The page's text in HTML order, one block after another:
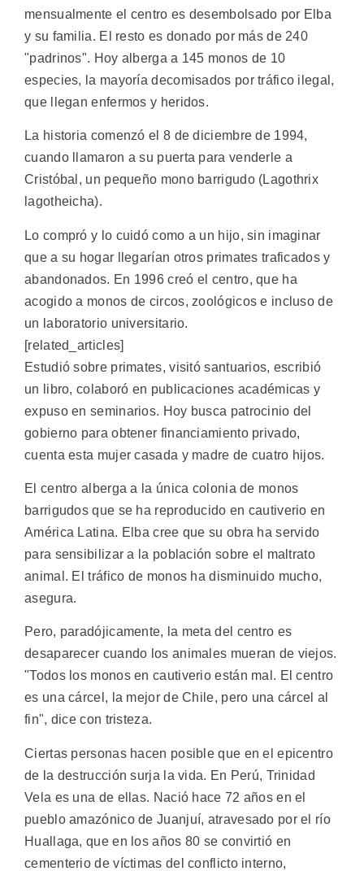
mensualmente el centro es desembolsado por Elba
y su familia. El resto es donado por más de 240
"padrinos". Hoy alberga a 145 monos de 10
especies, la mayoría decomisados por tráfico ilegal,
que llegan enfermos y heridos.
La historia comenzó el 8 de diciembre de 1994,
cuando llamaron a su puerta para venderle a
Cristóbal, un pequeño mono barrigudo (Lagothrix
lagotheicha).
Lo compró y lo cuidó como a un hijo, sin imaginar
que a su hogar llegarían otros primates traficados y
abandonados. En 1996 creó el centro, que ha
acogido a monos de circos, zoológicos e incluso de
un laboratorio universitario.
[related_articles]
Estudió sobre primates, visitó santuarios, escribió
un libro, colaboró en publicaciones académicas y
expuso en seminarios. Hoy busca patrocinio del
gobierno para obtener financiamiento privado,
cuenta esta mujer casada y madre de cuatro hijos.
El centro alberga a la única colonia de monos
barrigudos que se ha reproducido en cautiverio en
América Latina. Elba cree que su obra ha servido
para sensibilizar a la población sobre el maltrato
animal. El tráfico de monos ha disminuido mucho,
asegura.
Pero, paradójicamente, la meta del centro es
desaparecer cuando los animales mueran de viejos.
"Todos los monos en cautiverio están mal. El centro
es una cárcel, la mejor de Chile, pero una cárcel al
fin", dice con tristeza.
Ciertas personas hacen posible que en el epicentro
de la destrucción surja la vida. En Perú, Trinidad
Vela es una de ellas. Nació hace 72 años en el
pueblo amazónico de Juanjuí, atravesado por el río
Huallaga, que en los años 80 se convirtió en
cementerio de víctimas del conflicto interno,